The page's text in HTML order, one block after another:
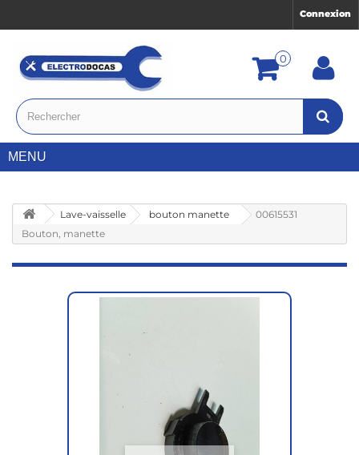
Connexion
0
MENU
Lave-vaisselle bouton manette
00615531
Bouton, manette